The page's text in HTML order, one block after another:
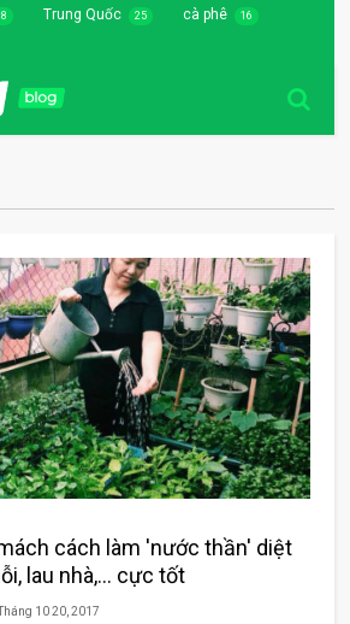
Trung Quốc 25 cà phê 16
cách làm 'nước thần' diệt
lau nhà,... cực tốt
10 20, 2017